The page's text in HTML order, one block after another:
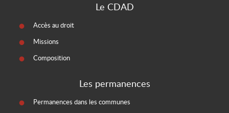
Le CDAD
Accès au droit
Missions
Composition
Les permanences
Permanences dans les communes